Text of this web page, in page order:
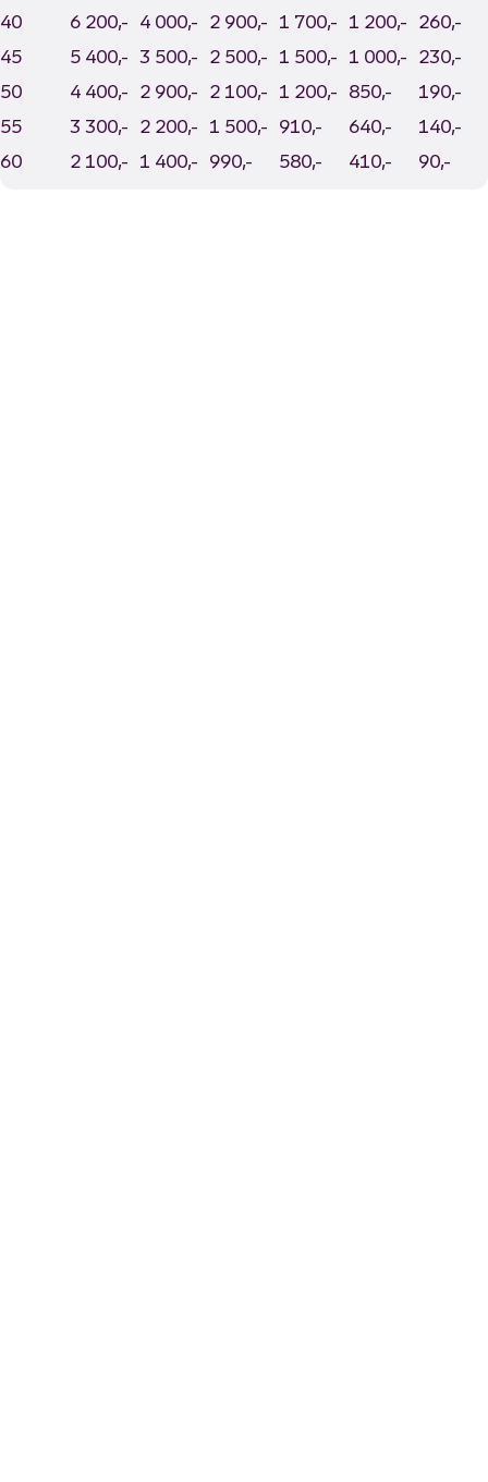
40
6 200,- 4 000,- 2 900,- 1 700,- 1 200,- 260,-
45
5 400,- 3 500,- 2 500,- 1 500,- 1 000,- 230,-
50
4 400,- 2 900,- 2 100,- 1 200,- 850,-
190,-
55
3 300,- 2 200,- 1 500,- 910,- 640,-
140,-
60
2 100,- 1 400,- 990,- 580,- 410,- 90,-